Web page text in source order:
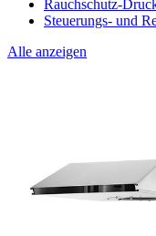
Rauchschutz-
Steuerungs- und
Alle anzeigen